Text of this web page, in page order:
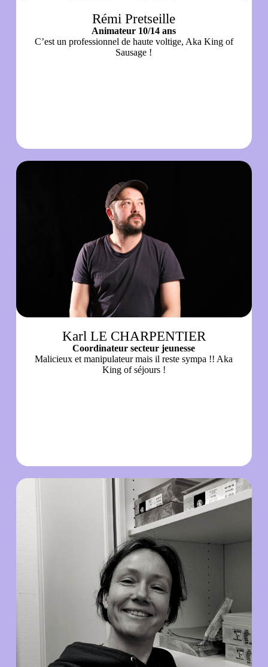
Rémi Pretseille
Animateur 10/14 ans
C’est un professionnel de haute voltige, Aka King of
Sausage !
Karl LE CHARPENTIER
Coordinateur secteur jeunesse
Malicieux et manipulateur mais il reste sympa !! Aka
King of séjours !